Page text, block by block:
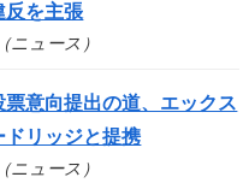
を主張
ニュース）
票意向提出の道、エックス
ドリッジと提携
ニュース）